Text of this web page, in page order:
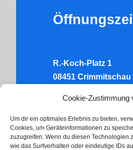
Cookie-Zustimmung
Um dir ein optimales Erlebnis zu bieten,
Cookies, um Geräteinformationen zu
zuzugreifen. Wenn du diesen Technologien
wie das Surfverhalten oder eindeutige IDs
R.-Koch-Platz 1
08451 Crimmitschau
10.00-12.00 Uhr &
Uhr
Do: